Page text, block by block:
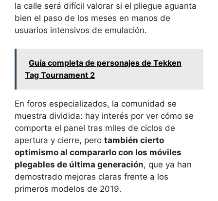
la calle será difícil valorar si el pliegue aguanta
bien el paso de los meses en manos de
usuarios intensivos de emulación.
Guía completa de personajes de Tekken
Tag Tournament 2
En foros especializados, la comunidad se
muestra dividida: hay interés por ver cómo se
comporta el panel tras miles de ciclos de
apertura y cierre, pero también cierto
optimismo al compararlo con los móviles
plegables de última generación, que ya han
demostrado mejoras claras frente a los
primeros modelos de 2019.